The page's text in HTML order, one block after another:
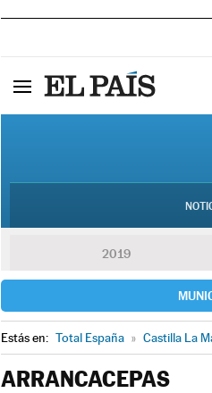
2019
Estás en: Total España » Castilla La
ARRANCACEPAS